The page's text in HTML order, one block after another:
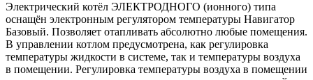
Электрический котёл ЭЛЕКТРОДНОГО (ионного) типа
оснащён электронным регулятором температуры Навигатор
Базовый. Позволяет отапливать абсолютно любые помещения.
В управлении котлом предусмотрена, как регулировка
температуры жидкости в системе, так и температуры воздуха
в помещении. Регулировка температуры воздуха в помещении